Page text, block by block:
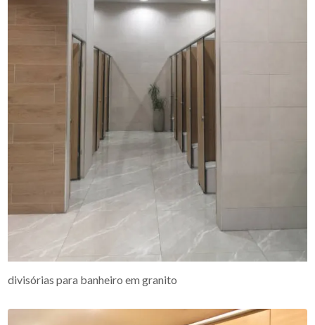
divisórias para banheiro em granito